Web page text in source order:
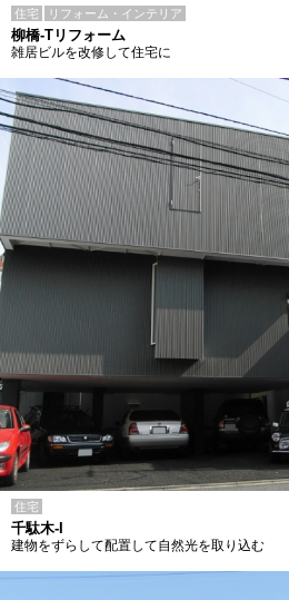
住宅 リフォーム・インテリア
柳橋-Tリフォーム
雑居ビルを改修して住宅に
住宅
千駄木-I
建物をずらして配置して自然光を取り込む